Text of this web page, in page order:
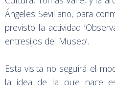
Ángeles Sevillano, para
previsto la actividad
entresijos del Museo’.
Esta visita no seguirá el
la idea de la que nace